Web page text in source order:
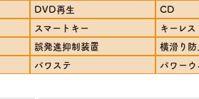
DVD再生
CD
スマートキー
キーレス
誤発進抑制装置
横滑り
パワステ パワー